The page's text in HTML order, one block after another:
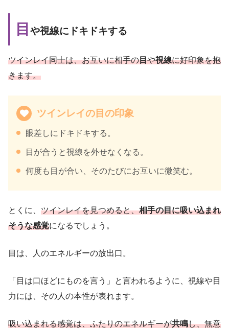
目 や視線にドキドキする
ツインレイ同士は、お互いに相手の目や視線に好印象を抱
きます。
ツインレイの目の印象
眼差しにドキドキする。
目が合うと視線を外せなくなる。
何度も目が合い、そのたびにお互いに微笑む。
とくに、 ツインレイを見つめると、相手の目に吸い込まれ
そうな感覚になるでしょう。
目は、人のエネルギーの放出口。
「目は口ほどにものを言う」と言われるように、視線や目
力には、その人の本性が表れます。
吸い込まれる感覚は、ふたりのエネルギーが共鳴し、無意